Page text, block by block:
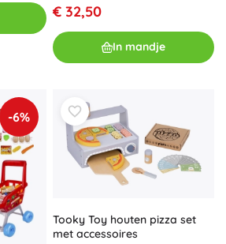
€ 32,50
In mandje
-6%
Tooky Toy houten pizza set
met accessoires